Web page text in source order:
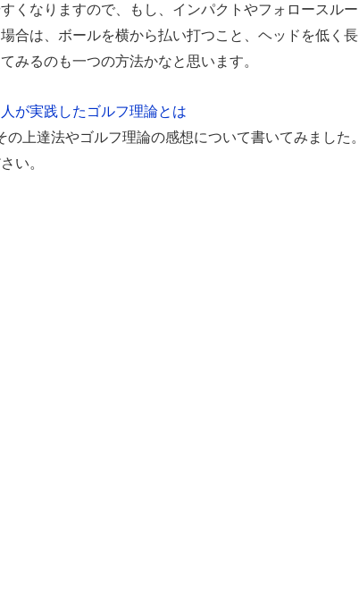
くなりますので、もし、インパクトやフォロースルー
合は、ボールを横から払い打つこと、ヘッドを低く長
みるのも一つの方法かなと思います。
が実践したゴルフ理論とは
の上達法やゴルフ理論の感想について書いてみました。
い。